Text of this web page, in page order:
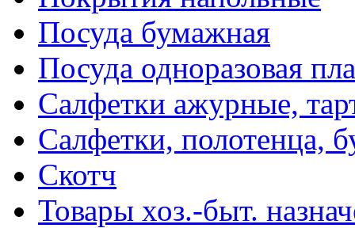
Посуда бумажная
Посуда одноразовая
Салфетки ажурные,
Салфетки, полотенца,
Скотч
Товары хоз.-быт.